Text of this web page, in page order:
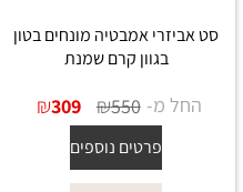
סט אביזרי אמבטיה מונחים בטון
בגוון קרם שמנת
החל מ- ₪550
₪309
פרטים נוספים